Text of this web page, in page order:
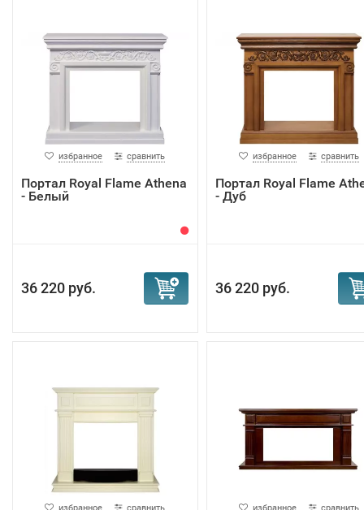
избранное сравнить
Портал Royal Flame Athena
- Белый
36 220 руб.
избранное сравнить
Портал Royal Flame
- Дуб
36 220 руб.